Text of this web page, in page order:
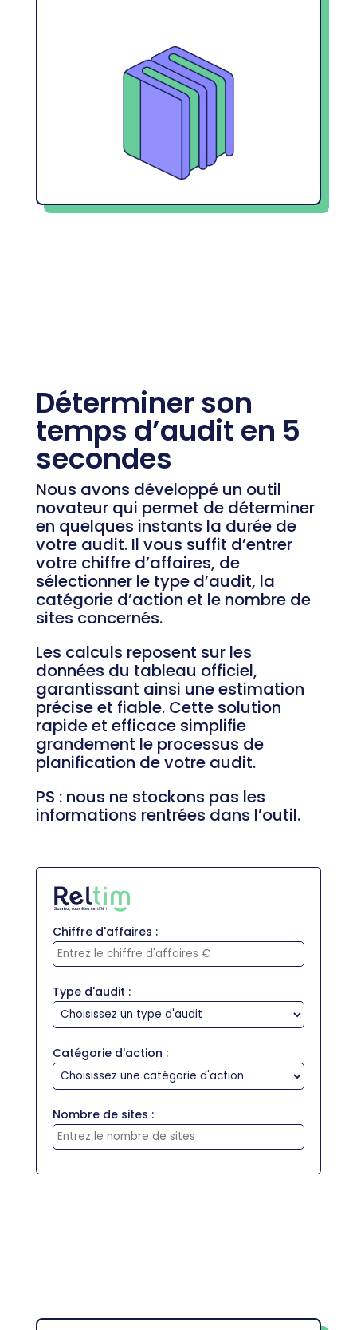
Déterminer son
temps d’audit en 5
secondes
Nous avons développé un outil
novateur qui permet de déterminer
en quelques instants la durée de
votre audit. Il vous suffit d’entrer
votre chiffre d’affaires, de
sélectionner le type d’audit, la
catégorie d’action et le nombre de
sites concernés.
Les calculs reposent sur les
données du tableau officiel,
garantissant ainsi une estimation
précise et fiable. Cette solution
rapide et efficace simplifie
grandement le processus de
planification de votre audit.
PS : nous ne stockons pas les
informations rentrées dans l’outil.
Chiffre d'affaires :
Type d'audit :
Catégorie d'action :
Nombre de sites :